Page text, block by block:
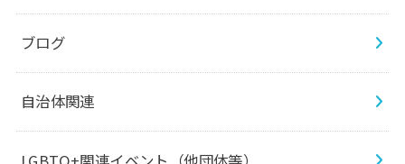
ブログ
自治体関連